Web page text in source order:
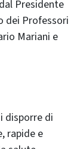
Presidente
dei Professori
Mariani e
disporre di
rapide e